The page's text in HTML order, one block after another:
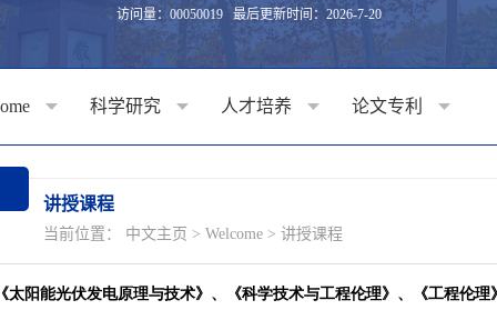
访问量：00050019 最后更新时间： 2026-7-20
科学研究 人才培养 论文专利
讲授课程
当前位置： 中文主页 > Welcome > 讲授课程